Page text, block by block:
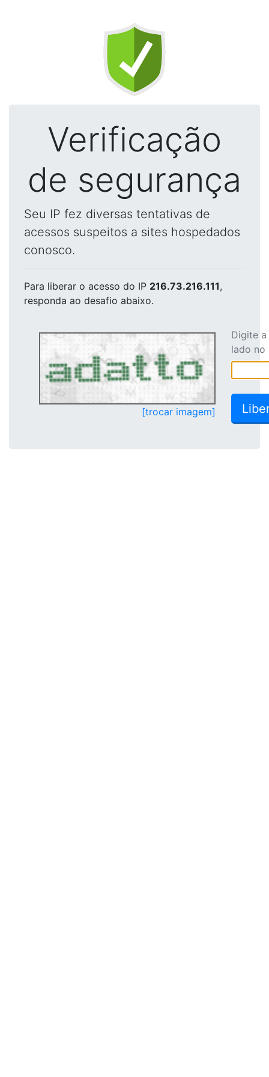
Verificação
de segurança
Seu IP fez diversas tentativas de
acessos suspeitos a sites hospedados
conosco.
Para liberar o acesso do IP 216.73.216.111,
responda ao desafio abaixo.
[trocar imagem]
Digite
lado no